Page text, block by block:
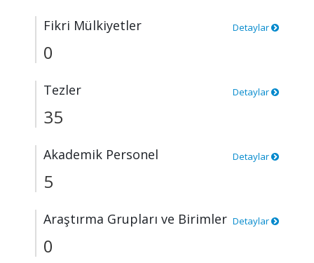
Fikri Mülkiyetler Detaylar
0
Tezler Detaylar
35
Akademik Personel Detaylar
5
Araştırma Grupları ve Birimler Detaylar
0